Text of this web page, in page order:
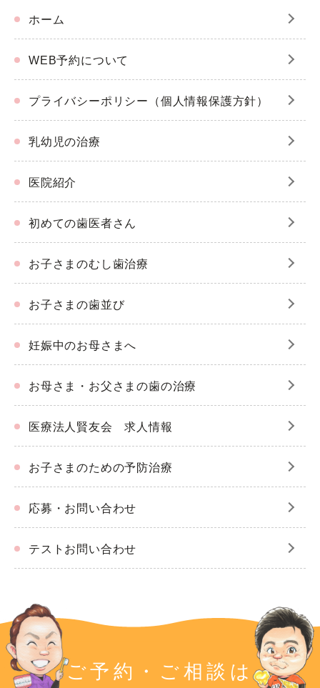
ホーム
WEB予約について
プライバシーポリシー（個人情報保護方針）
乳幼児の治療
医院紹介
初めての歯医者さん
お子さまのむし歯治療
お子さまの歯並び
妊娠中のお母さまへ
お母さま・お父さまの歯の治療
医療法人賢友会 求人情報
お子さまのための予防治療
応募・お問い合わせ
テストお問い合わせ
ご予約・ご相談は